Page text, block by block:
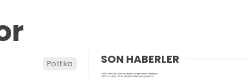
Politika SON HABERLER